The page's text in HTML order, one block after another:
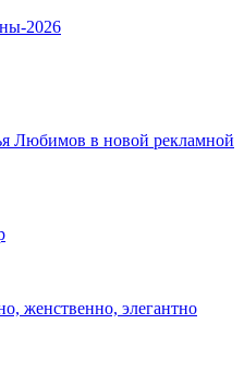
2026
Любимов в новой рекламной
женственно, элегантно